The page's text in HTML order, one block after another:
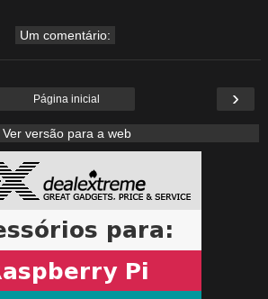
Um comentário:
›
Página inicial
Ver versão para a web